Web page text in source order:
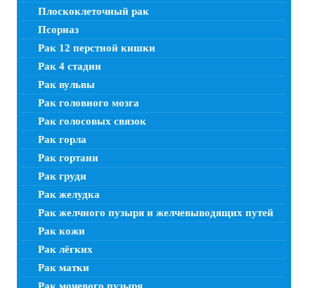
Плоскоклеточный рак
Псориаз
Рак 12 перстной кишки
Рак 4 стадии
Рак вульвы
Рак головного мозга
Рак голосовых связок
Рак горла
Рак гортани
Рак груди
Рак желудка
Рак желчного пузыря и желчевыводящих путей
Рак кожи
Рак лёгких
Рак матки